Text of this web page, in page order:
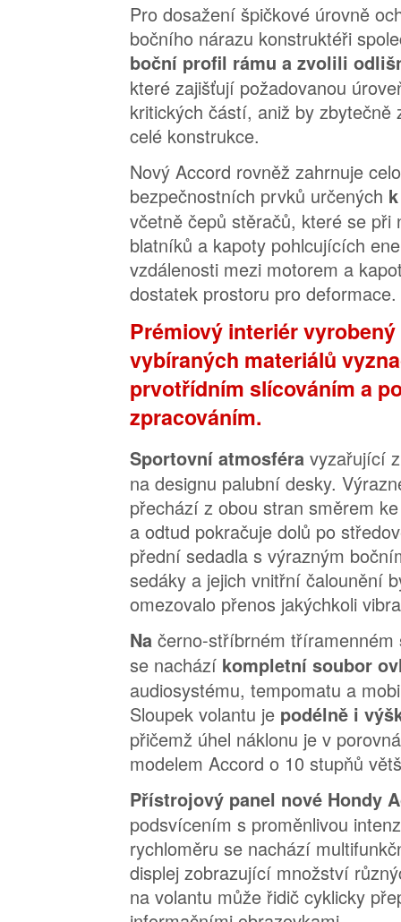
Pro dosažení špičkové úrovně
bočního nárazu konstruktéři
boční profil rámu a zvolili
které zajišťují požadovanou
kritických částí, aniž by zbytečně
celé konstrukce.
Nový Accord rovněž zahrnuje
bezpečnostních prvků určených
včetně čepů stěračů, které se při
blatníků a kapoty pohlcujících
vzdálenosti mezi motorem a
dostatek prostoru pro deformace.
Prémiový interiér
vybíraných materiálů
prvotřídním slícováním a
zpracováním.
Sportovní atmosféra vyzařující
na designu palubní desky.
přechází z obou stran směrem
a odtud pokračuje dolů po
přední sedadla s výrazným
sedáky a jejich vnitřní čalounění
omezovalo přenos jakýchkoli
Na černo-stříbrném tříramenném
se nachází kompletní soubor
audiosystému, tempomatu a
Sloupek volantu je podélně i
přičemž úhel náklonu je v
modelem Accord o 10 stupňů
Přístrojový panel nové Hondy
podsvícením s proměnlivou
rychloměru se nachází
displej zobrazující množství
na volantu může řidič cyklicky